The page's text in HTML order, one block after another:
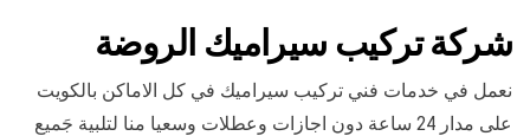
شركة تركيب سيراميك الروضة
نعمل في خدمات فني تركيب سيراميك في كل الاماكن بالكويت
على مدار 24 ساعة دون اجازات وعطلات وسعيا منا لتلبية جَميع